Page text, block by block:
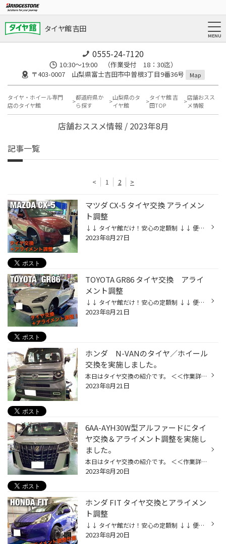
タイヤ館 吉田
0555-24-7120
10:30～19:00 （作業受付 18：30迄）
〒403-0007 山梨県富士吉田市中曽根3丁目9番36号
Map
タイヤ・ホイール専門
店のタイヤ館
都道府県か
ら探す
山梨県のタ
イヤ館
タイヤ館 吉
田TOP
店舗おスス
メ情報
店舗おススメ情報 / 2023年8月
記事一覧
< 1 2 >
マツダ CX-5 タイヤ交換 アライメン
ト調整
↓↓ タイヤ館だけ！安心の定額制 ↓↓ 便利なサブスク購入はこちらをクリック ↓↓ タイヤ館ネットショッピング ↓↓ お買い得商品はこちらをクリック ↓↓ Amazonで手軽に買える！ ↓↓ Amazon購入はこちらをクリック ＜＜作業詳細＞＞ 車種：MAZDA 車名:CX-5 作業内容：タイヤ交換とアライメント タイヤサイ...
2023年8月27日
TOYOTA GR86 タイヤ交換 アライ
メント調整
↓↓ タイヤ館だけ！安心の定額制 ↓↓ 便利なサブスク購入はこちらをクリック ↓↓ タイヤ館ネットショッピング ↓↓ お買い得商品はこちらをクリック ↓↓ Amazonで手軽に買える！ ↓↓ Amazon購入はこちらをクリック ＜＜作業詳細＞＞ 車種：トヨタ 車名:GR86 作業内容：タイヤ交換とアライメント タイヤサイ...
2023年8月21日
ホンダ N-VANのタイヤ／ホイール
交換を実施しました。
本日はタイヤ交換の紹介です。 ＜＜作業詳細＞＞ 車種：ホンダ･N-VAN 作業内容：タイヤ･ホイール交換 依頼理由：道路に空いた穴を通過し、段差の衝撃でタイヤとホイールが損傷した 使用頻度：通勤等日常的な使用+休日のお出かけ タイヤ、ホイールの損傷 タイヤサイドの裂けとホイールリム部の大きな...
2023年8月21日
6AA-AYH30W型アルファードにタイ
ヤ交換＆アライメント調整を実施し
ました。
本日はタイヤ交換の紹介です。 ＜＜作業詳細＞＞ 車種：トヨタ・アルファード(6AA-AYH30W) 作業内容：タイヤ交換 依頼理由：摩耗によりタイヤの交換時期が来ていた 使用頻度：通勤・たまの遠出 交換前後のタイヤ比較 新品のタイヤと比較して溝が大きく減っており、かつショルダー部（端の部分）に偏...
2023年8月20日
ホンダ FIT タイヤ交換とアライメン
ト調整
↓↓ タイヤ館だけ！安心の定額制 ↓↓ 便利なサブスク購入はこちらをクリック ↓↓ タイヤ館ネットショッピング ↓↓ お買い得商品はこちらをクリック ↓↓ Amazonで手軽に買える！ ↓↓ Amazon購入はこちらをクリック ＜＜作業詳細＞＞ 車種：ホンダ 車名:フィット 作業内容：タイヤ交換とアライメント タイヤ...
2023年8月20日